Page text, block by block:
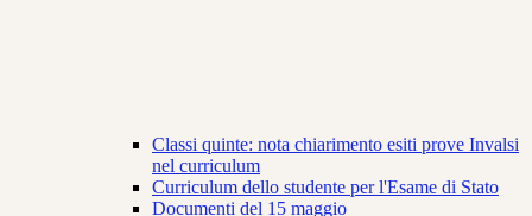
Classi quinte: nota chiarimento esiti prove Invalsi
nel curriculum
Curriculum dello studente per l'Esame di Stato
Documenti del 15 maggio